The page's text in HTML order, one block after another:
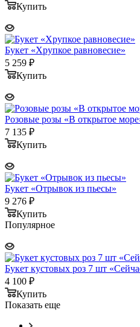
Купить
Букет «Хрупкое равновесие»
5 259 ₽
Купить
Розовые розы «В открытое
7 135 ₽
Купить
Букет «Отрывок из пьесы»
9 276 ₽
Купить
Популярное
Букет кустовых роз 7 шт
4 100 ₽
Купить
Показать еще